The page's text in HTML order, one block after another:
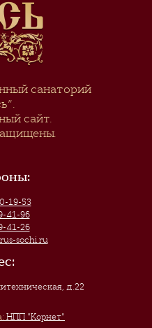
санаторий
.
сайт.
19-53
41-96
41-26
sochi.ru
д.22
НПП "Корнет"